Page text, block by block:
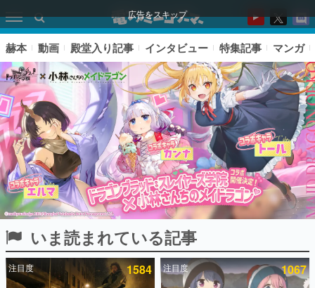
広告をスキップ
ピックアップ
電ファミのいま読まれている記事ランキング
赫本 動画 殿堂入り記事 インタビュー 特集記事 マンガ
いま読まれている記事
注目度 1584 注目度 1067